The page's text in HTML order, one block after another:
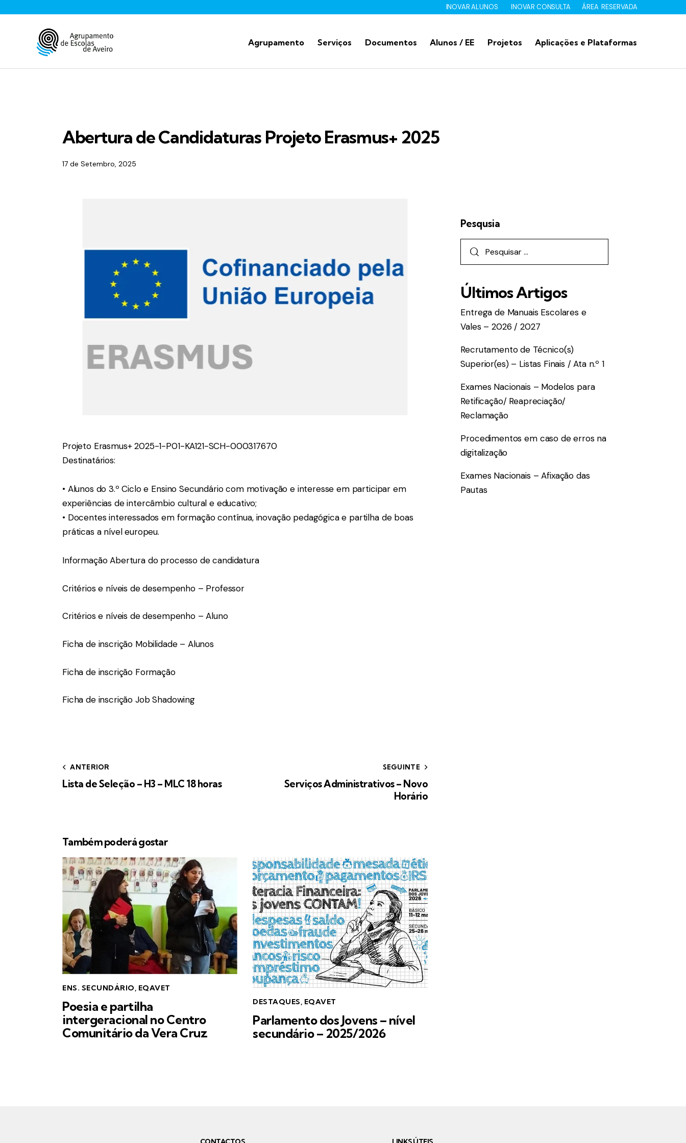
INOVAR ALUNOS INOVAR CONSULTA ÁREA RESERVADA
Agrupamento Serviços Documentos Alunos / EE Projetos Aplicações e Plataformas
Abertura de Candidaturas Projeto Erasmus+ 2025
17 de Setembro, 2025
Projeto Erasmus+ 2025-1-P01-KA121-SCH-000317670
Destinatários:
• Alunos do 3.º Ciclo e Ensino Secundário com motivação e interesse em participar em
experiências de intercâmbio cultural e educativo;
• Docentes interessados em formação contínua, inovação pedagógica e partilha de boas
práticas a nível europeu.
Informação Abertura do processo de candidatura
Critérios e níveis de desempenho – Professor
Critérios e níveis de desempenho – Aluno
Ficha de inscrição Mobilidade – Alunos
Ficha de inscrição Formação
Ficha de inscrição Job Shadowing
ANTERIOR
Lista de Seleção – H3 – MLC 18 horas
SEGUINTE
Serviços Administrativos – Novo
Horário
Também poderá gostar
ENS. SECUNDÁRIO, EQAVET
Poesia e partilha
intergeracional no Centro
Comunitário da Vera Cruz
DESTAQUES, EQAVET
Parlamento dos Jovens – nível
secundário – 2025/2026
Pesqusia
Últimos Artigos
Entrega de Manuais Escolares e
Vales – 2026 / 2027
Recrutamento de Técnico(s)
Superior(es) – Listas Finais / Ata n.º 1
Exames Nacionais – Modelos para
Retificação/ Reapreciação/
Reclamação
Procedimentos em caso de erros na
digitalização
Exames Nacionais – Afixação das
Pautas
CONTACTOS LINKS ÚTEIS